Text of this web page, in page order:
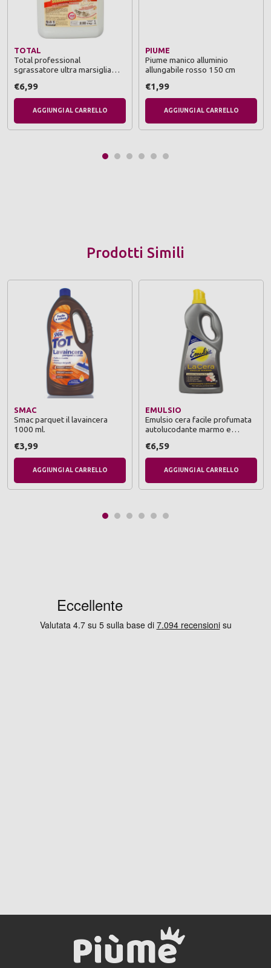
TOTAL
Total professional
sgrassatore ultra marsiglia
€6,99
AGGIUNGI AL CARRELLO
PIUME
Piume manico alluminio
allungabile rosso 150 cm
€1,99
AGGIUNGI AL CARRELLO
Prodotti Simili
SMAC
Smac parquet il lavaincera
1000 ml.
€3,99
AGGIUNGI AL CARRELLO
EMULSIO
Emulsio cera facile profumata
autolucodante marmo e
€6,59
AGGIUNGI AL CARRELLO